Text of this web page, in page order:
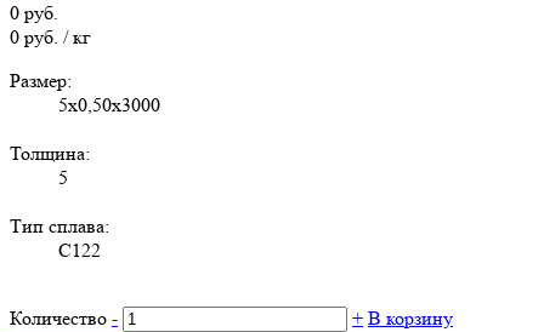
0 руб.
0 руб. / кг
Размер:
5х0,50х3000
Толщина:
5
Тип сплава:
C122
Количество - + В корзину